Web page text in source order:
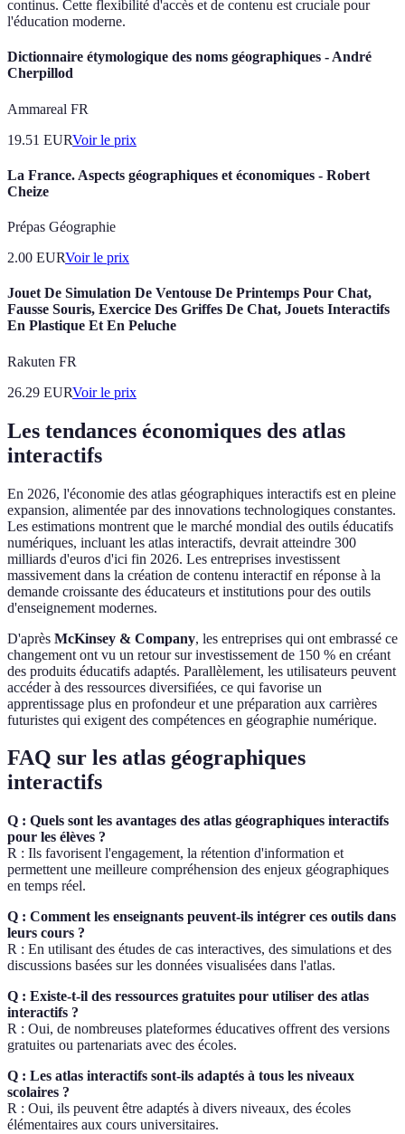
continus. Cette flexibilité d'accès et de contenu est cruciale pour
l'éducation moderne.
Dictionnaire étymologique des noms géographiques - André
Cherpillod
Ammareal FR
19.51 EURVoir le prix
La France. Aspects géographiques et économiques - Robert
Cheize
Prépas Géographie
2.00 EURVoir le prix
Jouet De Simulation De Ventouse De Printemps Pour Chat,
Fausse Souris, Exercice Des Griffes De Chat, Jouets Interactifs
En Plastique Et En Peluche
Rakuten FR
26.29 EURVoir le prix
Les tendances économiques des atlas
interactifs
En 2026, l'économie des atlas géographiques interactifs est en pleine
expansion, alimentée par des innovations technologiques constantes.
Les estimations montrent que le marché mondial des outils éducatifs
numériques, incluant les atlas interactifs, devrait atteindre 300
milliards d'euros d'ici fin 2026. Les entreprises investissent
massivement dans la création de contenu interactif en réponse à la
demande croissante des éducateurs et institutions pour des outils
d'enseignement modernes.
D'après McKinsey & Company, les entreprises qui ont embrassé ce
changement ont vu un retour sur investissement de 150 % en créant
des produits éducatifs adaptés. Parallèlement, les utilisateurs peuvent
accéder à des ressources diversifiées, ce qui favorise un
apprentissage plus en profondeur et une préparation aux carrières
futuristes qui exigent des compétences en géographie numérique.
FAQ sur les atlas géographiques
interactifs
Q : Quels sont les avantages des atlas géographiques interactifs
pour les élèves ?
R : Ils favorisent l'engagement, la rétention d'information et
permettent une meilleure compréhension des enjeux géographiques
en temps réel.
Q : Comment les enseignants peuvent-ils intégrer ces outils dans
leurs cours ?
R : En utilisant des études de cas interactives, des simulations et des
discussions basées sur les données visualisées dans l'atlas.
Q : Existe-t-il des ressources gratuites pour utiliser des atlas
interactifs ?
R : Oui, de nombreuses plateformes éducatives offrent des versions
gratuites ou partenariats avec des écoles.
Q : Les atlas interactifs sont-ils adaptés à tous les niveaux
scolaires ?
R : Oui, ils peuvent être adaptés à divers niveaux, des écoles
élémentaires aux cours universitaires.